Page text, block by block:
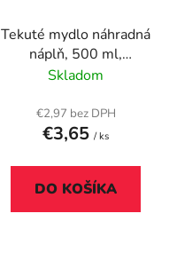
Tekuté mydlo náhradná
náplň, 500 ml,
FROSCH, "Pre citlivú
Skladom
€2,97 bez DPH
€3,65 / ks
DO KOŠÍKA